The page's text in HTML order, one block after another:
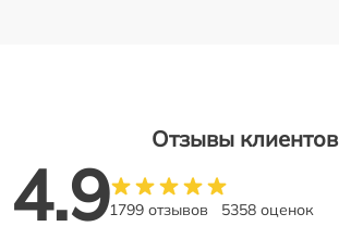
Отзывы клиентов
4.91799 отзывов 5358 оценок